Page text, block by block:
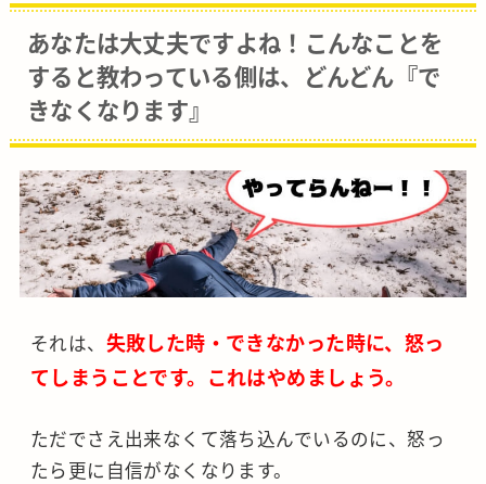
あなたは大丈夫ですよね！こんなことを
すると教わっている側は、どんどん『で
きなくなります』
それは、 失敗した時・できなかった時に、怒っ
てしまうことです。これはやめましょう。
ただでさえ出来なくて落ち込んでいるのに、怒っ
たら更に自信がなくなります。